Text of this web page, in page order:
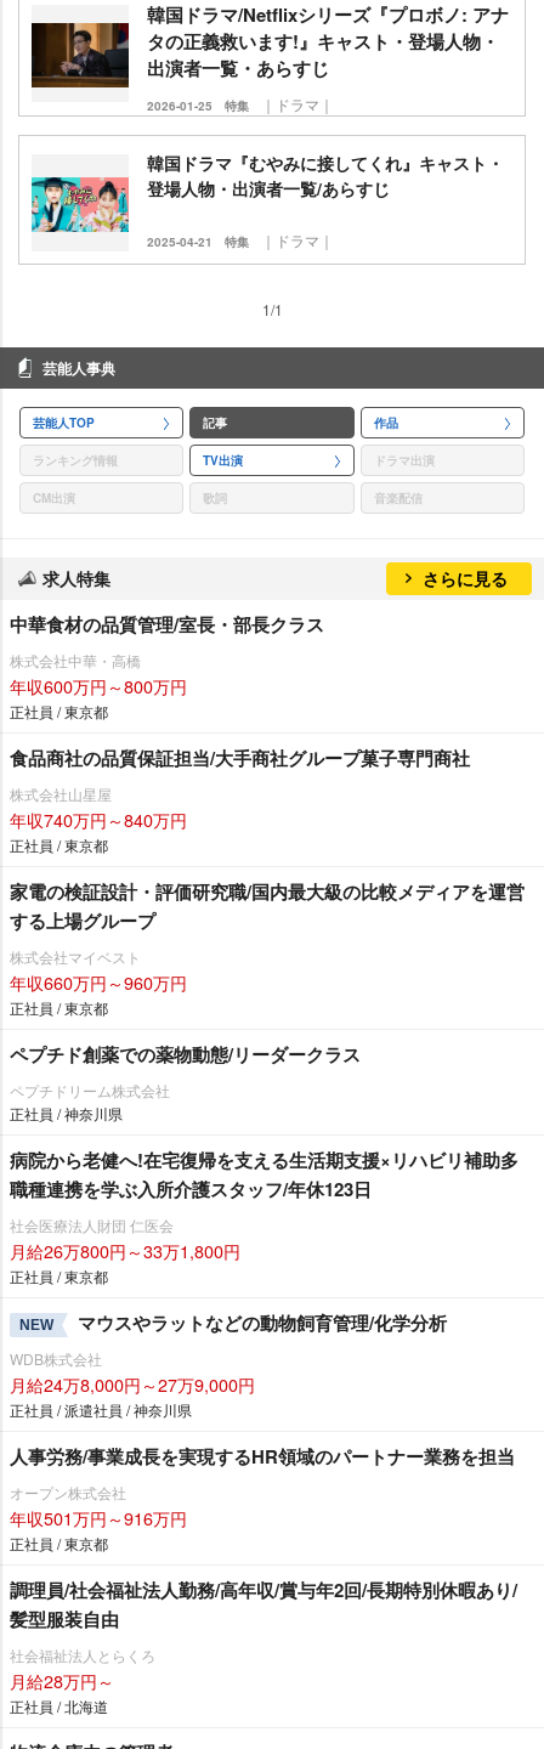
韓国ドラマ/Netflixシリーズ『プロボノ: アナ
タの正義救います!』キャスト・登場人物・
出演者一覧・あらすじ
2026-01-25 特集 ｜ドラマ｜
韓国ドラマ『むやみに接してくれ』キャスト・
登場人物・出演者一覧/あらすじ
2025-04-21 特集 ｜ドラマ｜
1/1
芸能人事典
芸能人TOP 記事 作品
ランキング情報 TV出演 ドラマ出演
CM出演 歌詞 音楽配信
求人特集 さらに見る
中華食材の品質管理/室長・部長クラス
株式会社中華・高橋
年収600万円～800万円
正社員 / 東京都
食品商社の品質保証担当/大手商社グループ菓子専門商社
株式会社山星屋
年収740万円～840万円
正社員 / 東京都
家電の検証設計・評価研究職/国内最大級の比較メディアを運営
する上場グループ
株式会社マイベスト
年収660万円～960万円
正社員 / 東京都
ペプチド創薬での薬物動態/リーダークラス
ペプチドリーム株式会社
正社員 / 神奈川県
病院から老健へ!在宅復帰を支える生活期支援×リハビリ補助多
職種連携を学ぶ入所介護スタッフ/年休123日
社会医療法人財団 仁医会
月給26万800円～33万1,800円
正社員 / 東京都
NEW マウスやラットなどの動物飼育管理/化学分析
WDB株式会社
月給24万8,000円～27万9,000円
正社員 / 派遣社員 / 神奈川県
人事労務/事業成長を実現するHR領域のパートナー業務を担当
オープン株式会社
年収501万円～916万円
正社員 / 東京都
調理員/社会福祉法人勤務/高年収/賞与年2回/長期特別休暇あり/
髪型服装自由
社会福祉法人とらくろ
月給28万円～
正社員 / 北海道